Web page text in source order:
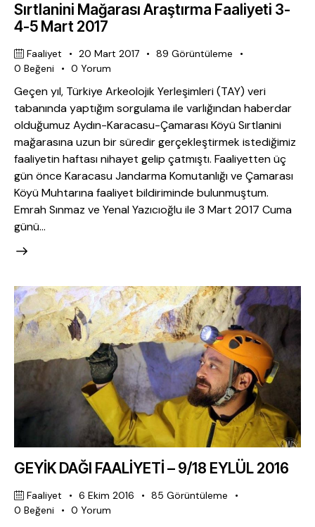
Sırtlanini Mağarası Araştırma Faaliyeti 3-
4-5 Mart 2017
Faaliyet 20 Mart 2017 89 Görüntüleme
0 Beğeni 0 Yorum
Geçen yıl, Türkiye Arkeolojik Yerleşimleri (TAY) veri
tabanında yaptığım sorgulama ile varlığından haberdar
olduğumuz Aydın-Karacasu-Çamarası Köyü Sırtlanini
mağarasına uzun bir süredir gerçekleştirmek istediğimiz
faaliyetin haftası nihayet gelip çatmıştı. Faaliyetten üç
gün önce Karacasu Jandarma Komutanlığı ve Çamarası
Köyü Muhtarına faaliyet bildiriminde bulunmuştum.
Emrah Sınmaz ve Yenal Yazıcıoğlu ile 3 Mart 2017 Cuma
günü…
GEYİK DAĞI FAALİYETİ – 9/18 EYLÜL 2016
Faaliyet 6 Ekim 2016 85 Görüntüleme
0 Beğeni 0 Yorum